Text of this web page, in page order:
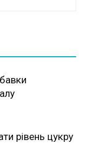
рівень цукру